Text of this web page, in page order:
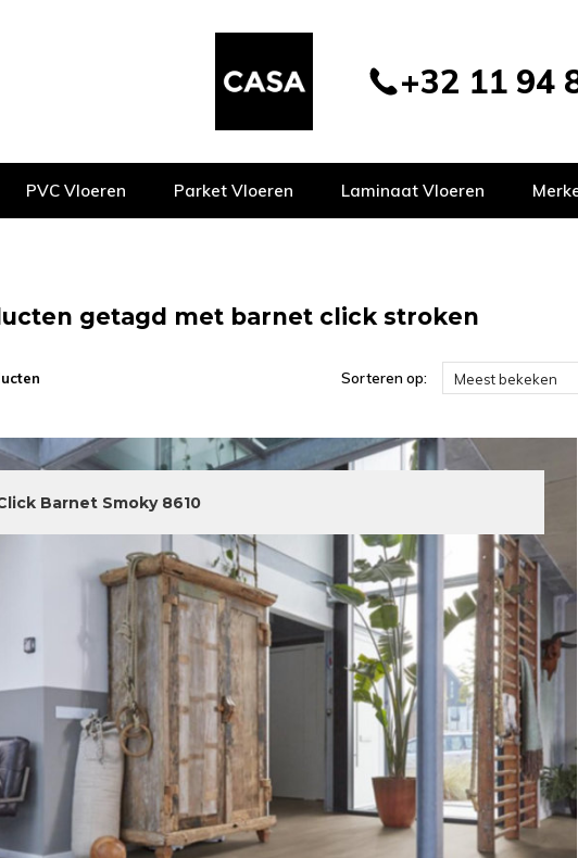
+32 11 94
PVC Vloeren Parket Vloeren Laminaat Vloeren
getagd met barnet click stroken
Sorteren op: Meest bekeken
Barnet Smoky 8610